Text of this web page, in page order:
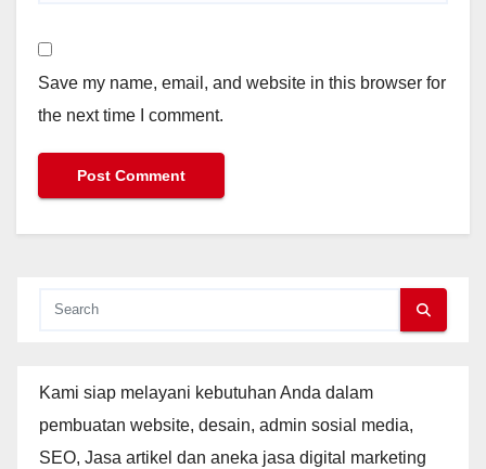
Save my name, email, and website in this browser for
the next time I comment.
Kami siap melayani kebutuhan Anda dalam
pembuatan website, desain, admin sosial media,
SEO, Jasa artikel dan aneka jasa digital marketing